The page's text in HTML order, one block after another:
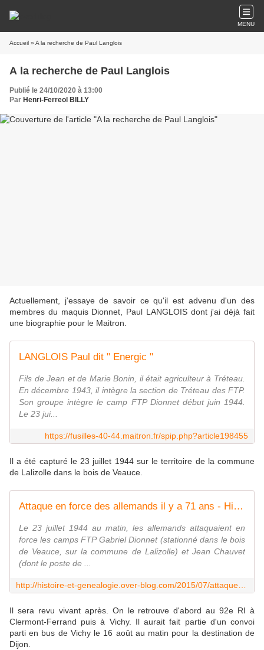
MENU
Accueil » A la recherche de Paul Langlois
A la recherche de Paul Langlois
Publié le 24/10/2020 à 13:00
Par Henri-Ferreol BILLY
Actuellement, j'essaye de savoir ce qu'il est advenu d'un des
membres du maquis Dionnet, Paul LANGLOIS dont j'ai déjà fait
une biographie pour le Maitron.
LANGLOIS Paul dit " Energic "
Fils de Jean et de Marie Bonin, il était agriculteur à Tréteau.
En décembre 1943, il intègre la section de Tréteau des FTP.
Son groupe intègre le camp FTP Dionnet début juin 1944.
Le 23 jui...
https://fusilles-40-44.maitron.fr/spip.php?article198455
Il a été capturé le 23 juillet 1944 sur le territoire de la commune
de Lalizolle dans le bois de Veauce.
Attaque en force des allemands il y a 71 ans - Histoire et Généalogie
Le 23 juillet 1944 au matin, les allemands attaquaient en
force les camps FTP Gabriel Dionnet (stationné dans le bois
de Veauce, sur la commune de Lalizolle) et Jean Chauvet
(dont le poste de ...
Il sera revu vivant après. On le retrouve d'abord au 92e RI à
Clermont-Ferrand puis à Vichy. Il aurait fait partie d'un convoi
parti en bus de Vichy le 16 août au matin pour la destination de
Dijon.